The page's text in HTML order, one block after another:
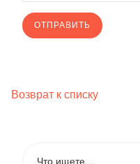
Возврат к списку